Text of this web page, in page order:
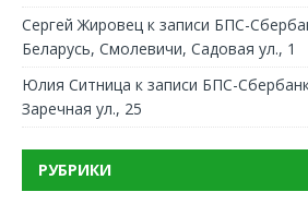
Сергей Жировец к записи БПС-
Беларусь, Смолевичи, Садовая ул., 1
Юлия Ситница к записи БПС-
Заречная ул., 25
РУБРИКИ